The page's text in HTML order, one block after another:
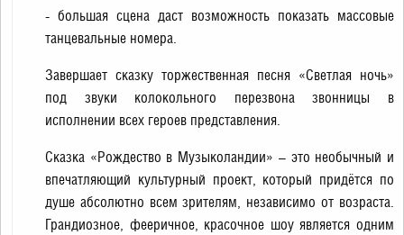
- большая сцена даст возможность показать массовые
танцевальные номера.
Завершает сказку торжественная песня «Светлая ночь»
под звуки колокольного перезвона звонницы в
исполнении всех героев представления.
Сказка «Рождество в Музыколандии» – это необычный и
впечатляющий культурный проект, который придётся по
душе абсолютно всем зрителям, независимо от возраста.
Грандиозное, фееричное, красочное шоу является одним